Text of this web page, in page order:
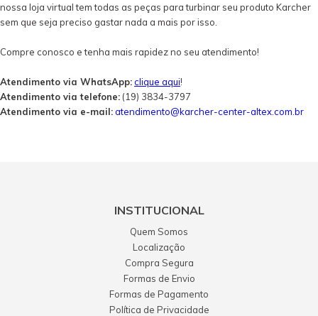
nossa loja virtual tem todas as peças para turbinar seu produto Karcher
sem que seja preciso gastar nada a mais por isso.
Compre conosco e tenha mais rapidez no seu atendimento!
Atendimento via WhatsApp:clique aqui!
Atendimento via telefone: (19) 3834-3797
Atendimento via e-mail:atendimento@karcher-center-altex.com.br
INSTITUCIONAL
Quem Somos
Localização
Compra Segura
Formas de Envio
Formas de Pagamento
Política de Privacidade